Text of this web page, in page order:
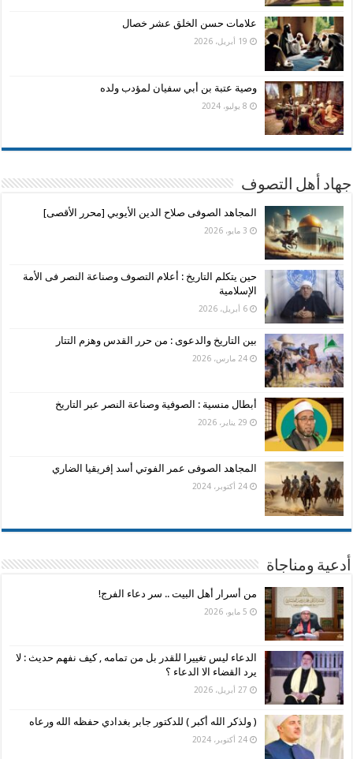
علامات حسن الخلق عشر خصال
19 أبريل، 2026
وصية عتبة بن أبي سفيان لمؤدب ولده
8 يوليو، 2024
جهاد أهل التصوف
المجاهد الصوفى صلاح الدين الأيوبي [محرر الأقصى]
3 مايو، 2026
حين يتكلم التاريخ : أعلام التصوف وصناعة النصر فى الأمة
الإسلامية
6 أبريل، 2026
بين التاريخ والدعوى : من حرر القدس وهزم التتار
24 مارس، 2026
أبطال منسية : الصوفية وصناعة النصر عبر التاريخ
29 يناير، 2026
المجاهد الصوفى عمر الفوتي أسد إفريقيا الضاري
24 أكتوبر، 2024
أدعية ومناجاة
من أسرار أهل البيت .. سر دعاء الفرج!
5 مايو، 2026
الدعاء ليس تغييرا للقدر بل من تمامه , كيف نفهم حديث : لا
يرد القضاء الا الدعاء ؟
27 أبريل، 2026
( ولذكر الله أكبر ) للدكتور جابر بغدادي حفظه الله ورعاه
24 أكتوبر، 2024